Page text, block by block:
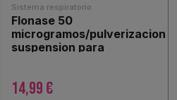
Sistema respiratorio
Flonase 50
microgramos/pulverizacion
suspension para
14,99 €